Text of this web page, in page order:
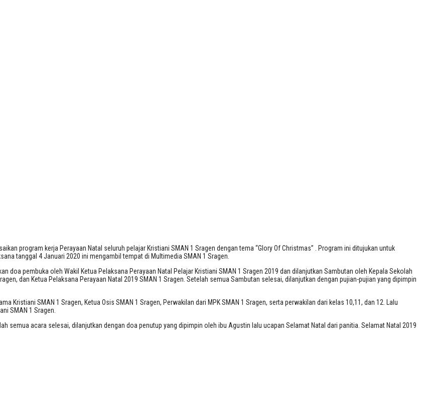
program kerja Perayaan Natal seluruh pelajar Kristiani SMAN 1 Sragen dengan tema “Glory Of Christmas” . Program ini ditujukan untuk
tanggal 4 Januari 2020 ini mengambil tempat di Multimedia SMAN 1 Sragen.
doa pembuka oleh Wakil Ketua Pelaksana Perayaan Natal Pelajar Kristiani SMAN 1 Sragen 2019 dan dilanjutkan Sambutan oleh Kepala Sekolah
dan Ketua Pelaksana Perayaan Natal 2019 SMAN 1 Sragen. Setelah semua Sambutan selesai, dilanjutkan dengan pujian-pujian yang dipimpin
Kristiani SMAN 1 Sragen, Ketua Osis SMAN 1 Sragen, Perwakilan dari MPK SMAN 1 Sragen, serta perwakilan dari kelas 10,11, dan 12. Lalu
SMAN 1 Sragen.
semua acara selesai, dilanjutkan dengan doa penutup yang dipimpin oleh ibu Agustin lalu ucapan Selamat Natal dari panitia. Selamat Natal 2019